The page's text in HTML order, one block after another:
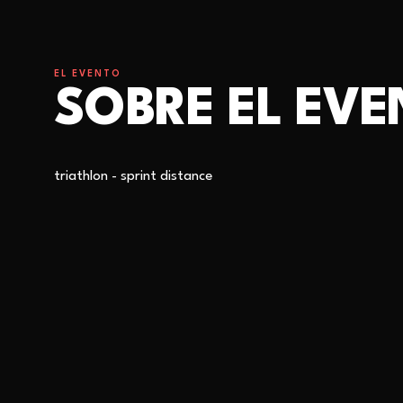
EL EVENTO
SOBRE EL
triathlon - sprint distance